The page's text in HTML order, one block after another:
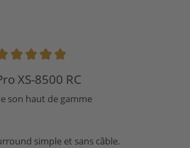
sur 5 étoiles
XS-8500 RC
son haut de gamme
simple et sans câble.